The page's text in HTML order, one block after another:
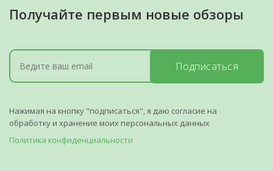
Получайте первым новые обзоры
Подписаться
Нажимая на кнопку "подписаться", я даю согласие на
обработку и хранение моих персональных данных
Политика конфиденциальности